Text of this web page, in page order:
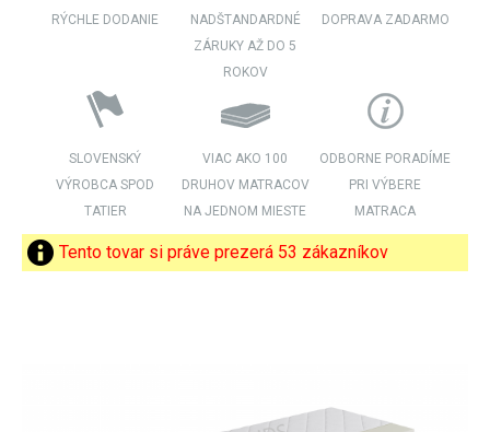
RÝCHLE DODANIE
NADŠTANDARDNÉ
ZÁRUKY AŽ DO 5
ROKOV
DOPRAVA ZADARMO
SLOVENSKÝ
VÝROBCA SPOD
TATIER
VIAC AKO 100
DRUHOV MATRACOV
NA JEDNOM MIESTE
ODBORNE PORADÍME
PRI VÝBERE
MATRACA
Tento tovar si práve prezerá 53 zákazníkov